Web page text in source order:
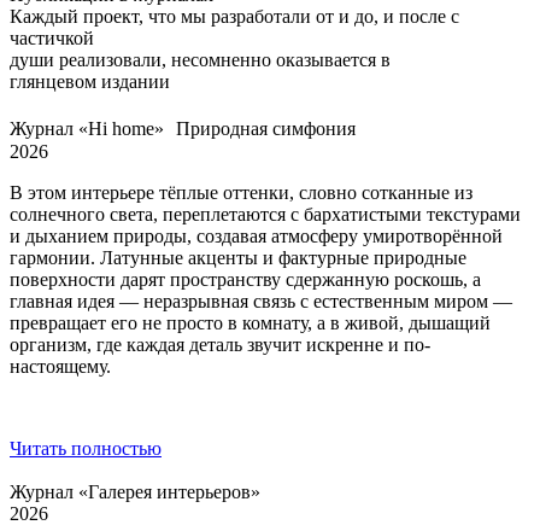
Каждый проект, что мы разработали от и до, и после с
частичкой
души реализовали, несомненно оказывается в
глянцевом издании
Журнал «Hi home» Природная симфония
2026
В этом интерьере тёплые оттенки, словно сотканные из
солнечного света, переплетаются с бархатистыми текстурами
и дыханием природы, создавая атмосферу умиротворённой
гармонии. Латунные акценты и фактурные природные
поверхности дарят пространству сдержанную роскошь, а
главная идея — неразрывная связь с естественным миром —
превращает его не просто в комнату, а в живой, дышащий
организм, где каждая деталь звучит искренне и по-
настоящему.
Читать полностью
Журнал «Галерея интерьеров»
2026